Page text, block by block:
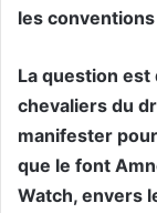
les
La question
chevaliers du
manifester
que le font
Watch, envers